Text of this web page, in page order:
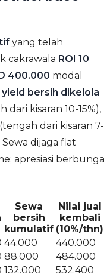
yang telah
cakrawala ROI 10
400.000 modal
yield bersih dikelola
dari kisaran 10-15%),
(tengah dari kisaran 7-
dijaga flat
apresiasi berbunga
Sewa
bersih
kumulatif
Nilai jual
kembali
(10%/thn)
44.000
440.000
88.000
484.000
132.000
532.400